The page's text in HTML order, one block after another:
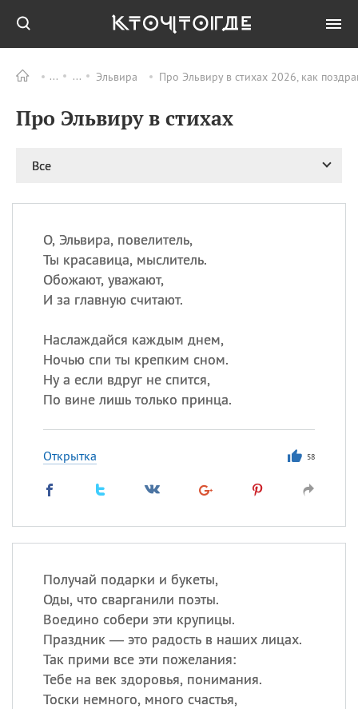
Эльвира Про Эльвиру в стихах 2026, как
Про Эльвиру в стихах
Все
О, Эльвира, повелитель,
Ты красавица, мыслитель.
Обожают, уважают,
И за главную считают.
Наслаждайся каждым днем,
Ночью спи ты крепким сном.
Ну а если вдруг не спится,
По вине лишь только принца.
Открытка 58
Получай подарки и букеты,
Оды, что сварганили поэты.
Воедино собери эти крупицы.
Праздник — это радость в наших лицах.
Так прими все эти пожелания:
Тебе на век здоровья, понимания.
Тоски немного, много счастья,
ПРАЗДНИКИ Все
09.08 День памяти жертв
09.08
рисового пудинга
ИМЕНА
Сегодня празднуют именины
происхождение